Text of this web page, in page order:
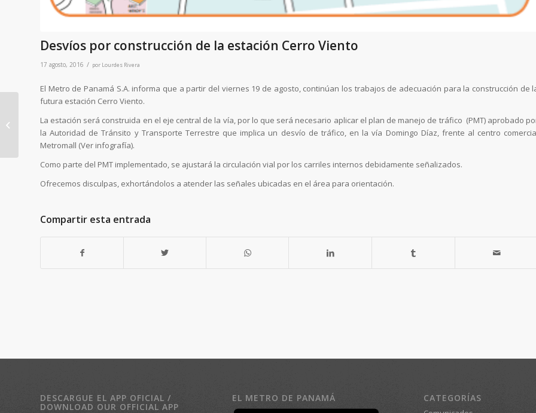
Desvíos por construcción de la estación Cerro Viento
17 agosto, 2016 / por Lourdes Rivera
El Metro de Panamá S.A. informa que a partir del viernes 19 de agosto, continúan los trabajos de adecuación para la construcción de
futura estación Cerro Viento.
La estación será construida en el eje central de la vía, por lo que será necesario aplicar el plan de manejo de tráfico (PMT) aprobado
la Autoridad de Tránsito y Transporte Terrestre que implica un desvío de tráfico, en la vía Domingo Díaz, frente al centro
Metromall (Ver infografía).
Como parte del PMT implementado, se ajustará la circulación vial por los carriles internos debidamente señalizados.
Ofrecemos disculpas, exhortándolos a atender las señales ubicadas en el área para orientación.
Compartir esta entrada
DESCARGUE EL APP OFICIAL /
DOWNLOAD OUR OFFICIAL APP
EL METRO DE PANAMÁ CATEGORÍAS
Desmontaje de
antiguo puente
peatonal de San
Antonio